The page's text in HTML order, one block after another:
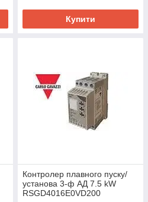
Купити
Контролер плавного пуску/
установа 3-ф АД 7.5 kW
RSGD4016E0VD200